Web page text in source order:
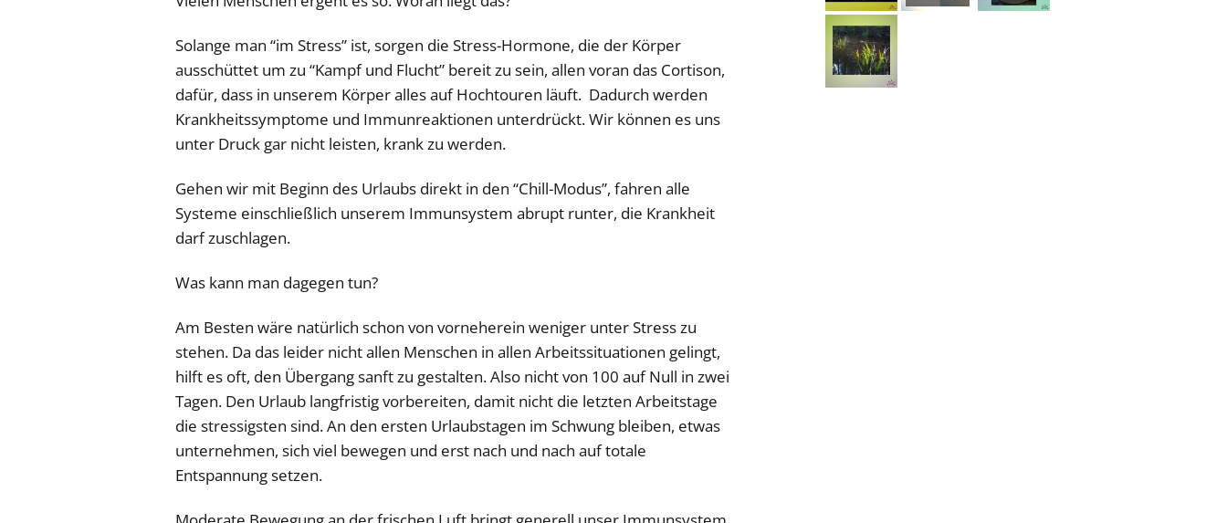
Solange man “im Stress” ist, sorgen die Stress-Hormone, die der Körper
ausschüttet um zu “Kampf und Flucht” bereit zu sein, allen voran das Cortison,
dafür, dass in unserem Körper alles auf Hochtouren läuft. Dadurch werden
Krankheitssymptome und Immunreaktionen unterdrückt. Wir können es uns
unter Druck gar nicht leisten, krank zu werden.
Gehen wir mit Beginn des Urlaubs direkt in den “Chill-Modus”, fahren alle
Systeme einschließlich unserem Immunsystem abrupt runter, die Krankheit
darf zuschlagen.
Was kann man dagegen tun?
Am Besten wäre natürlich schon von vorneherein weniger unter Stress zu
stehen. Da das leider nicht allen Menschen in allen Arbeitssituationen gelingt,
hilft es oft, den Übergang sanft zu gestalten. Also nicht von 100 auf Null in zwei
Tagen. Den Urlaub langfristig vorbereiten, damit nicht die letzten Arbeitstage
die stressigsten sind. An den ersten Urlaubstagen im Schwung bleiben, etwas
unternehmen, sich viel bewegen und erst nach und nach auf totale
Entspannung setzen.